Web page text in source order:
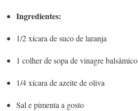
Ingredientes:
1/2 xícara de suco de laranja
1 colher de sopa de vinagre balsâmico
1/4 xícara de azeite de oliva
Sal e pimenta a gosto